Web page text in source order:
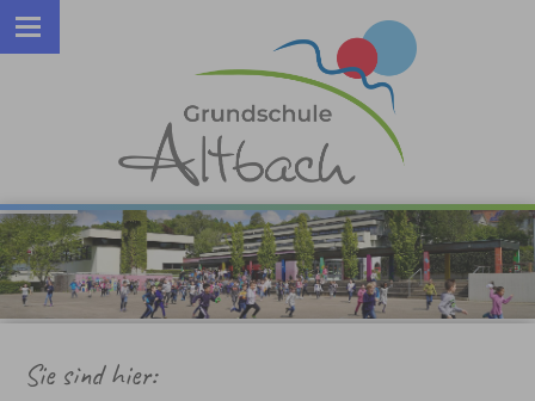
Sie sind hier: